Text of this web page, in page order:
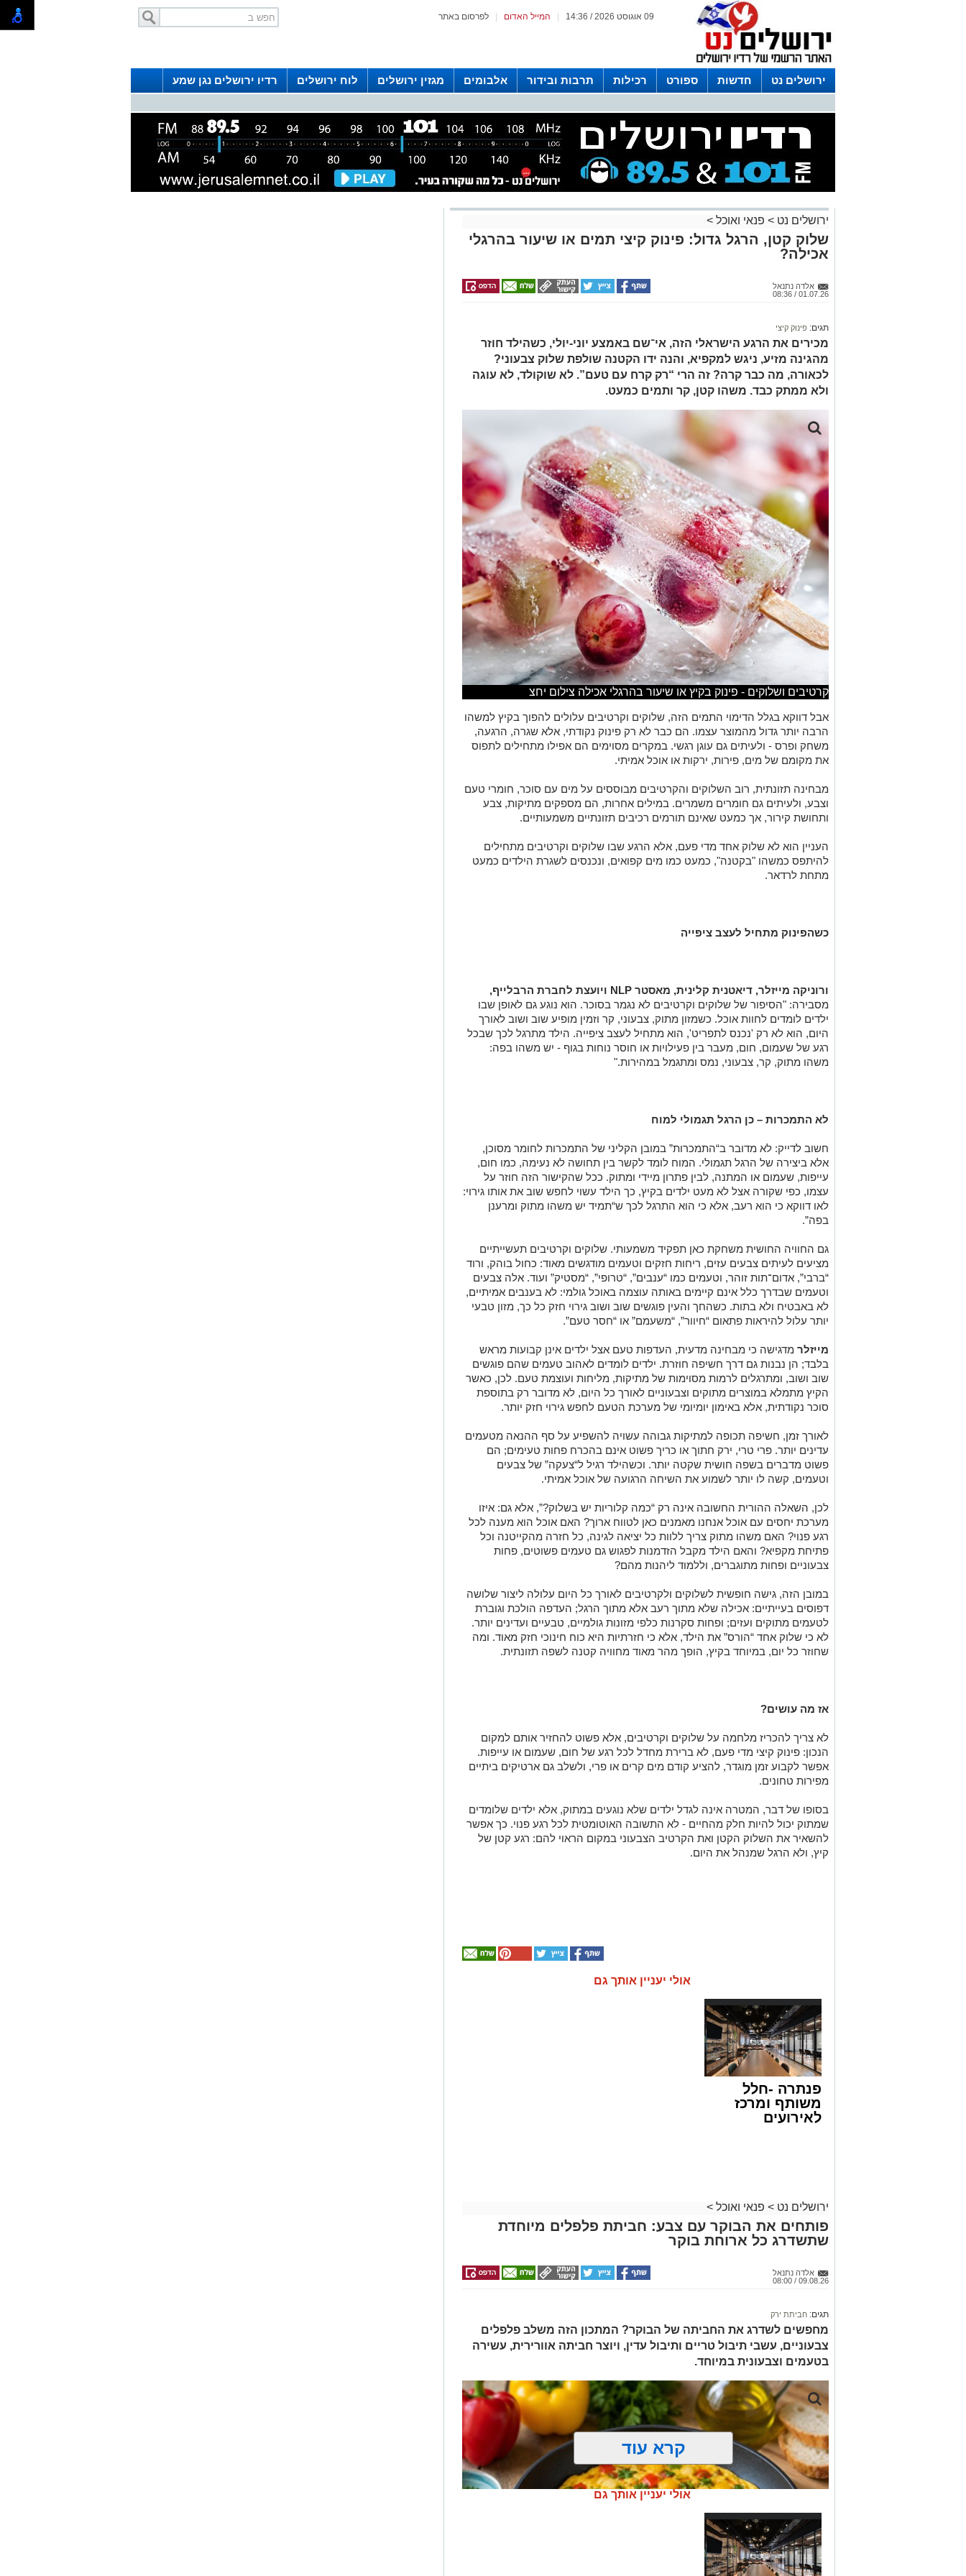
לפרסום באתר המייל האדום 09 אוגוסט 2026 / 14:36
ירושלים נט חדשות ספורט רכילות תרבות ובידור אלבומים מגזין ירושלים לוח ירושלים
רדיו ירושלים נגן שמע
ירושלים נט > פנאי ואוכל >
שלוק קטן, הרגל גדול: פינוק קיצי תמים או שיעור בהרגלי
אכילה?
אלדה נתנאל
01.07.26 / 08:36
תגים: פינוק קיצי
מכירים את הרגע הישראלי הזה, אי־שם באמצע יוני-יולי, כשהילד חוזר
מהגינה מזיע, ניגש למקפיא, והנה ידו הקטנה שולפת שלוק צבעוני?
לכאורה, מה כבר קרה? זה הרי “רק קרח עם טעם”. לא שוקולד, לא עוגה
ולא ממתק כבד. משהו קטן, קר ותמים כמעט.
קרטיבים ושלוקים - פינוק בקיץ או שיעור בהרגלי אכילה צילום יחצ
אבל דווקא בגלל הדימוי התמים הזה, שלוקים וקרטיבים עלולים להפוך בקיץ למשהו
הרבה יותר גדול מהמוצר עצמו. הם כבר לא רק פינוק נקודתי, אלא שגרה, הרגעה,
משחק ופרס - ולעיתים גם עוגן רגשי. במקרים מסוימים הם אפילו מתחילים לתפוס
את מקומם של מים, פירות, ירקות או אוכל אמיתי.
מבחינה תזונתית, רוב השלוקים והקרטיבים מבוססים על מים עם סוכר, חומרי טעם
וצבע, ולעיתים גם חומרים משמרים. במילים אחרות, הם מספקים מתיקות, צבע
ותחושת קירור, אך כמעט שאינם תורמים רכיבים תזונתיים משמעותיים.
העניין הוא לא שלוק אחד מדי פעם, אלא הרגע שבו שלוקים וקרטיבים מתחילים
להיתפס כמשהו "בקטנה", כמעט כמו מים קפואים, ונכנסים לשגרת הילדים כמעט
מתחת לרדאר.
כשהפינוק מתחיל לעצב ציפייה
ורוניקה מייזלר, דיאטנית קלינית, מאסטר
ויועצת לחברת הרבלייף,
מסבירה: "הסיפור של שלוקים וקרטיבים לא נגמר בסוכר. הוא נוגע גם לאופן שבו
ילדים לומדים לחוות אוכל. כשמזון מתוק, צבעוני, קר וזמין מופיע שוב ושוב לאורך
היום, הוא לא רק 'נכנס לתפריט', הוא מתחיל לעצב ציפייה. הילד מתרגל לכך שבכל
רגע של שעמום, חום, מעבר בין פעילויות או חוסר נוחות בגוף - יש משהו בפה:
משהו מתוק, קר, צבעוני, נמס ומתגמל במהירות."
לא התמכרות – כן הרגל תגמולי למוח
חשוב לדייק: לא מדובר ב“התמכרות” במובן הקליני של התמכרות לחומר מסוכן,
אלא ביצירה של הרגל תגמולי. המוח לומד לקשר בין תחושה לא נעימה, כמו חום,
עייפות, שעמום או המתנה, לבין פתרון מיידי ומתוק. ככל שהקישור הזה חוזר על
עצמו, כפי שקורה אצל לא מעט ילדים בקיץ, כך הילד עשוי לחפש שוב את אותו גירוי:
לאו דווקא כי הוא רעב, אלא כי הוא התרגל לכך ש“תמיד יש משהו מתוק ומרענן
בפה”.
גם החוויה החושית משחקת כאן תפקיד משמעותי. שלוקים וקרטיבים תעשייתיים
מציעים לעיתים צבעים עזים, ריחות חזקים וטעמים מודגשים מאוד: כחול בוהק, ורוד
“ברבי”, אדום־תות זוהר, וטעמים כמו “ענבים”, “טרופי”, “מסטיק” ועוד. אלה צבעים
וטעמים שבדרך כלל אינם קיימים באותה עוצמה באוכל גולמי: לא בענבים אמיתיים,
לא באבטיח ולא בתות. כשהחך והעין פוגשים שוב ושוב גירוי חזק כל כך, מזון טבעי
יותר עלול להיראות פתאום “חיוור”, “משעמם” או “חסר טעם”.
מייזלר מדגישה כי מבחינה מדעית, העדפות טעם אצל ילדים אינן קבועות מראש
בלבד; הן נבנות גם דרך חשיפה חוזרת. ילדים לומדים לאהוב טעמים שהם פוגשים
שוב ושוב, ומתרגלים לרמות מסוימות של מתיקות, מליחות ועוצמת טעם. לכן, כאשר
הקיץ מתמלא במוצרים מתוקים וצבעוניים לאורך כל היום, לא מדובר רק בתוספת
סוכר נקודתית, אלא באימון יומיומי של מערכת הטעם לחפש גירוי חזק יותר.
לאורך זמן, חשיפה תכופה למתיקות גבוהה עשויה להשפיע על סף ההנאה מטעמים
עדינים יותר. פרי טרי, ירק חתוך או כריך פשוט אינם בהכרח פחות טעימים; הם
פשוט מדברים בשפה חושית שקטה יותר. וכשהילד רגיל ל“צעקה” של צבעים
וטעמים, קשה לו יותר לשמוע את השיחה הרגועה של אוכל אמיתי.
לכן, השאלה ההורית החשובה אינה רק “כמה קלוריות יש בשלוק?”, אלא גם: איזו
מערכת יחסים עם אוכל אנחנו מאמנים כאן לטווח ארוך? האם אוכל הוא מענה לכל
רגע פנוי? האם משהו מתוק צריך ללוות כל יציאה לגינה, כל חזרה מהקייטנה וכל
פתיחת מקפיא? והאם הילד מקבל הזדמנות לפגוש גם טעמים פשוטים, פחות
צבעוניים ופחות מתוגברים, וללמוד ליהנות מהם?
במובן הזה, גישה חופשית לשלוקים ולקרטיבים לאורך כל היום עלולה ליצור שלושה
דפוסים בעייתיים: אכילה שלא מתוך רעב אלא מתוך הרגל; העדפה הולכת וגוברת
לטעמים מתוקים ועזים; ופחות סקרנות כלפי מזונות גולמיים, טבעיים ועדינים יותר.
לא כי שלוק אחד “הורס” את הילד, אלא כי חזרתיות היא כוח חינוכי חזק מאוד. ומה
שחוזר כל יום, במיוחד בקיץ, הופך מהר מאוד מחוויה קטנה לשפה תזונתית.
אז מה עושים?
לא צריך להכריז מלחמה על שלוקים וקרטיבים, אלא פשוט להחזיר אותם למקום
הנכון: פינוק קיצי מדי פעם, לא ברירת מחדל לכל רגע של חום, שעמום או עייפות.
אפשר לקבוע זמן מוגדר, להציע קודם מים קרים או פרי, ולשלב גם ארטיקים ביתיים
מפירות טחונים.
בסופו של דבר, המטרה אינה לגדל ילדים שלא נוגעים במתוק, אלא ילדים שלומדים
שמתוק יכול להיות חלק מהחיים - לא התשובה האוטומטית לכל רגע פנוי. כך אפשר
להשאיר את השלוק הקטן ואת הקרטיב הצבעוני במקום הראוי להם: רגע קטן של
קיץ, ולא הרגל שמנהל את היום.
אולי יעניין אותך גם
פנתרה -חלל
משותף ומרכז
לאירועים
ירושלים נט > פנאי ואוכל >
פותחים את הבוקר עם צבע: חביתת פלפלים מיוחדת
שתשדרג כל ארוחת בוקר
אלדה נתנאל
09.08.26 / 08:00
תגים: חביתת ירק
מחפשים לשדרג את החביתה של הבוקר? המתכון הזה משלב פלפלים
צבעוניים, עשבי תיבול טריים ותיבול עדין, ויוצר חביתה אוורירית, עשירה
בטעמים וצבעונית במיוחד.
קרא עוד
אולי יעניין אותך גם